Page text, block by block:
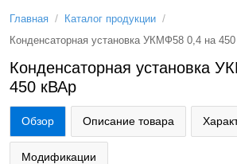
Главная / Каталог продукции /
Конденсаторная установка УКМФ58 0,4 на
Конденсаторная установка
450 кВАр
Обзор Описание товара
Модификации